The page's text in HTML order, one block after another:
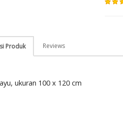
Produk Reviews
ukuran 100 x 120 cm